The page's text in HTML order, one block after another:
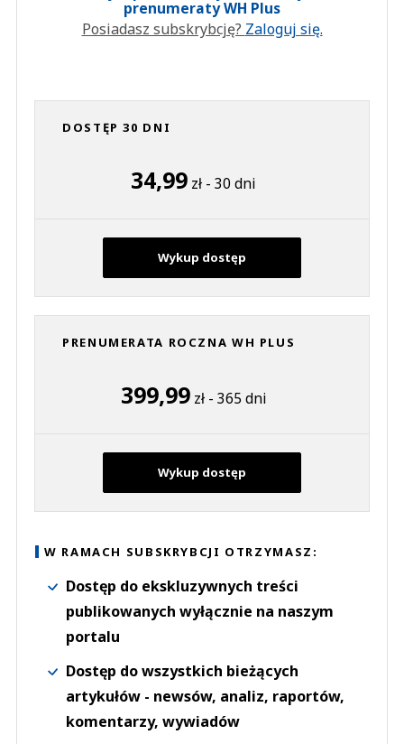
prenumeraty WH Plus
Posiadasz subskrybcję? Zaloguj się.
DOSTĘP 30 DNI
34,99 zł - 30 dni
Wykup dostęp
PRENUMERATA ROCZNA WH PLUS
399,99zł - 365 dni
Wykup dostęp
W RAMACH SUBSKRYBCJI OTRZYMASZ:
Dostęp do ekskluzywnych treści
publikowanych wyłącznie na naszym
portalu
Dostęp do wszystkich bieżących
artykułów - newsów, analiz, raportów,
komentarzy, wywiadów